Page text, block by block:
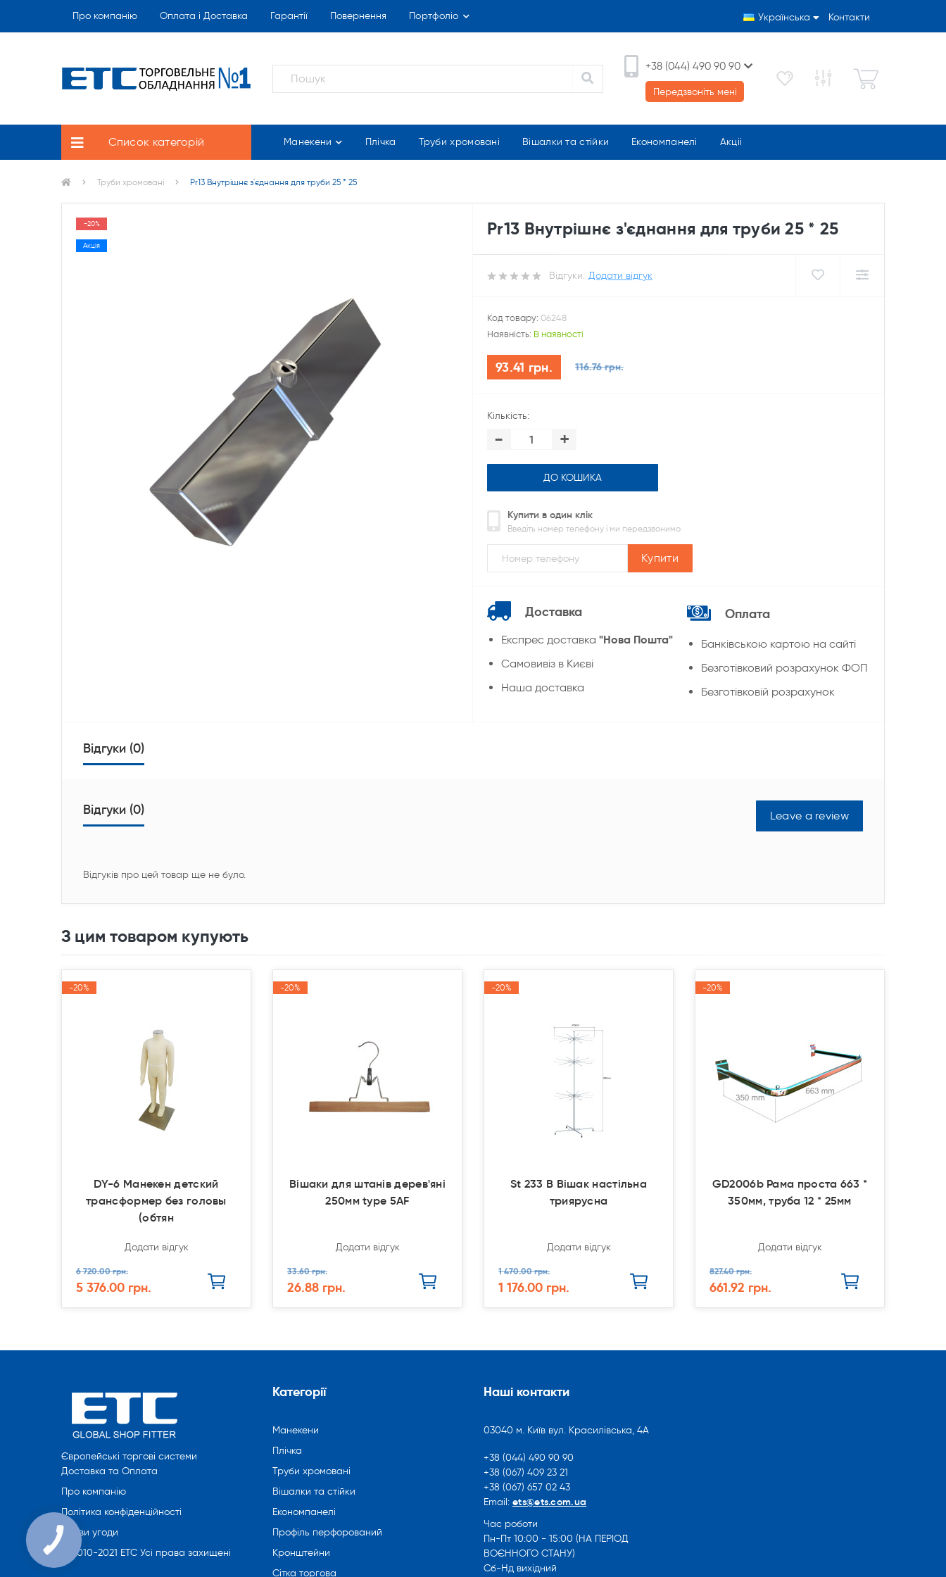
Про компанію Оплата і Доставка Гарантії Повернення Портфоліо Українська Контакти
+38 (044) 490 90 90
Передзвоніть мені
Список категорій Манекени Плічка Труби хромовані Вішалки та стійки Економпанелі Акціі
Труби хромовані Pr13 Внутрішнє з'єднання для труби 25 * 25
-20%
Акція
Pr13 Внутрішнє з'єднання для труби 25 * 25
Відгуки: Додати відгук
Код товару: 06248
Наявність: В наявності
93.41 грн. 116.76 грн.
Кількість:
- +
ДО КОШИКА
Купити в один клік
Введіть номер телефону і ми передзвонимо
Купити
Доставка
Експрес доставка "Нова Пошта"
Cамовивіз в Києві
Наша доставка
Оплата
Банківською картою на сайті
Безготівковий розрахунок ФОП
Безготівковій розрахунок
Відгуки (0)
Відгуки (0) Leave a review
Відгуків про цей товар ще не було.
З цим товаром купують
-20%
-20%
DY-6 Манекен детский
трансформер без головы
(обтян
Додати відгук
6 720.00 грн.
5 376.00 грн.
-20%
-20%
Вішаки для штанів дерев'яні
250мм type 5AF
Додати відгук
33.60 грн.
26.88 грн.
-20%
-20%
St 233 В Вішак настільна
триярусна
Додати відгук
1 470.00 грн.
1 176.00 грн.
-20%
-20%
GD2006b Рама проста 663 *
350мм, труба 12 * 25мм
Додати відгук
827.40 грн.
661.92 грн.
Європейські торгові системи
Доставка та Оплата
Про компанію
Політика конфіденційності
Умови угоди
© 2010-2021 ETC Усі права захищені
Категорії
Манекени
Плічка
Труби хромовані
Вішалки та стійки
Економпанелі
Профіль перфорований
Кронштейни
Сітка торгова
Наші контакти
03040 м. Київ вул. Красилівська, 4А
+38 (044) 490 90 90
+38 (067) 409 23 21
+38 (067) 657 02 43
Email: ets@ets.com.ua
Час роботи
Пн-Пт 10:00 - 15:00 (НА ПЕРІОД
ВОЄННОГО СТАНУ)
Сб-Нд вихідний